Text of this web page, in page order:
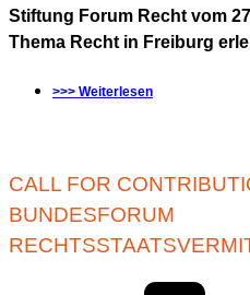
Stiftung Forum Recht vom
Thema Recht in Freiburg
>>> Weiterlesen
CALL FOR
BUNDESFORUM